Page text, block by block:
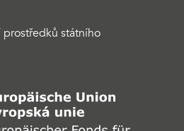
prostředků státního